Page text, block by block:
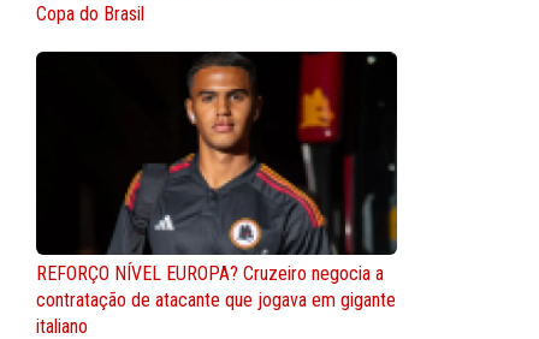
Copa do Brasil
REFORÇO NÍVEL EUROPA? Cruzeiro negocia a
contratação de atacante que jogava em gigante
italiano